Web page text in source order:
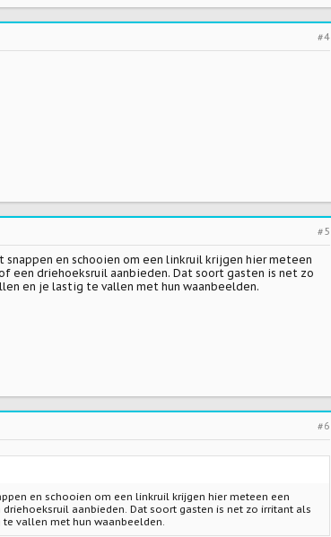
#4
#5
en schooien om een linkruil krijgen hier meteen
een driehoeksruil aanbieden. Dat soort gasten is net zo
en je lastig te vallen met hun waanbeelden.
#6
en schooien om een linkruil krijgen hier meteen een
aanbieden. Dat soort gasten is net zo irritant als
vallen met hun waanbeelden.